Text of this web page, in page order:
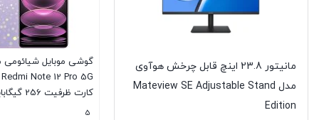
مانیتور 23.8 اینچ قابل چرخش هوآوی
مدل Mateview SE Adjustable Stand
Edition
گوشی موبایل شیائومی
گیگابایت – پک چین
5